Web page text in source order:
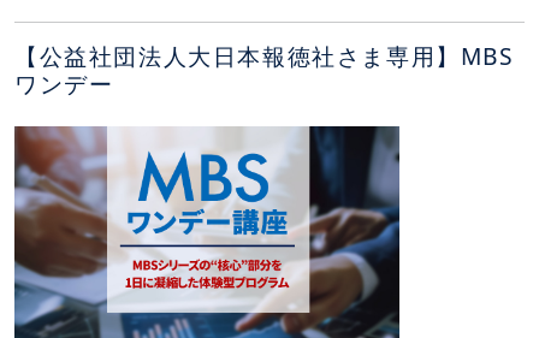
【公益社団法人大日本報徳社さま専用】MBS
ワンデー